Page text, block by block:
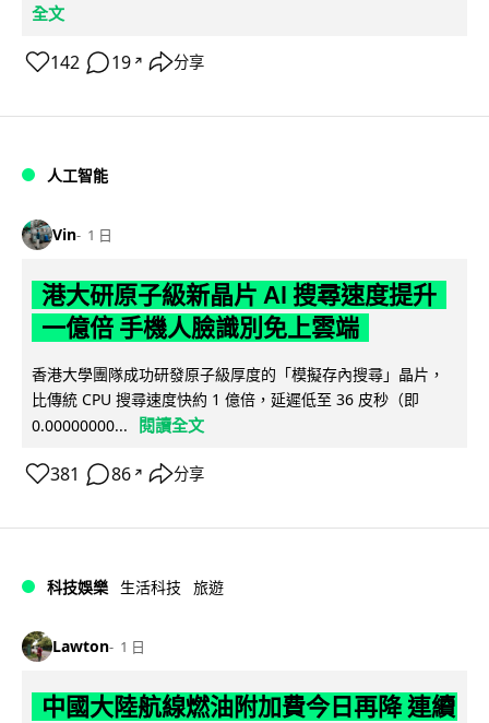
全文
142 19 ↗ 分享
人工智能
Vin 1 日
港大研原子級新晶片 AI 搜尋速度提升
一億倍 手機人臉識別免上雲端
香港大學團隊成功研發原子級厚度的「模擬存內搜尋」晶片，
比傳統 CPU 搜尋速度快約 1 億倍，延遲低至 36 皮秒（即
0.00000000...
閱讀全文
381 86 ↗ 分享
科技娛樂 生活科技 旅遊
Lawton 1 日
中國大陸航線燃油附加費今日再降 連續